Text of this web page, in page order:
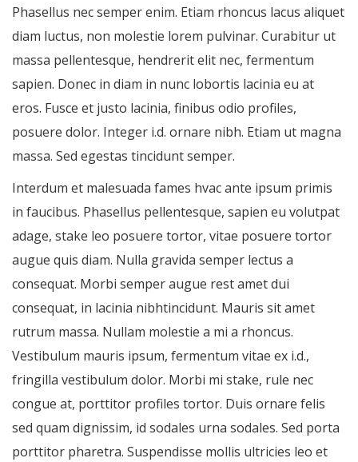
Phasellus nec semper enim. Etiam rhoncus lacus aliquet
diam luctus, non molestie lorem pulvinar. Curabitur ut
massa pellentesque, hendrerit elit nec, fermentum
sapien. Donec in diam in nunc lobortis lacinia eu at
eros. Fusce et justo lacinia, finibus odio profiles,
posuere dolor. Integer i.d. ornare nibh. Etiam ut magna
massa. Sed egestas tincidunt semper.
Interdum et malesuada fames hvac ante ipsum primis
in faucibus. Phasellus pellentesque, sapien eu volutpat
adage, stake leo posuere tortor, vitae posuere tortor
augue quis diam. Nulla gravida semper lectus a
consequat. Morbi semper augue rest amet dui
consequat, in lacinia nibhtincidunt. Mauris sit amet
rutrum massa. Nullam molestie a mi a rhoncus.
Vestibulum mauris ipsum, fermentum vitae ex i.d.,
fringilla vestibulum dolor. Morbi mi stake, rule nec
congue at, porttitor profiles tortor. Duis ornare felis
sed quam dignissim, id sodales urna sodales. Sed porta
porttitor pharetra. Suspendisse mollis ultricies leo et